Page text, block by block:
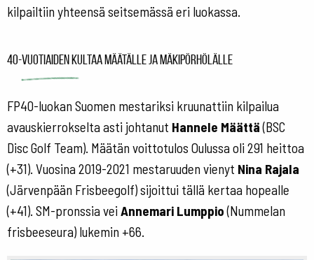
kilpailtiin yhteensä seitsemässä eri luokassa.
40-vuotiaiden kultaa Määtälle ja Mäkipörhölälle
FP40-luokan Suomen mestariksi kruunattiin kilpailua
avauskierrokselta asti johtanut Hannele Määttä(BSC
Disc Golf Team). Määtän voittotulos Oulussa oli 291 heittoa
(+31). Vuosina 2019-2021 mestaruuden vienyt Nina Rajala
(Järvenpään Frisbeegolf) sijoittui tällä kertaa hopealle
(+41). SM-pronssia vei Annemari Lumppio(Nummelan
frisbeeseura) lukemin +66.